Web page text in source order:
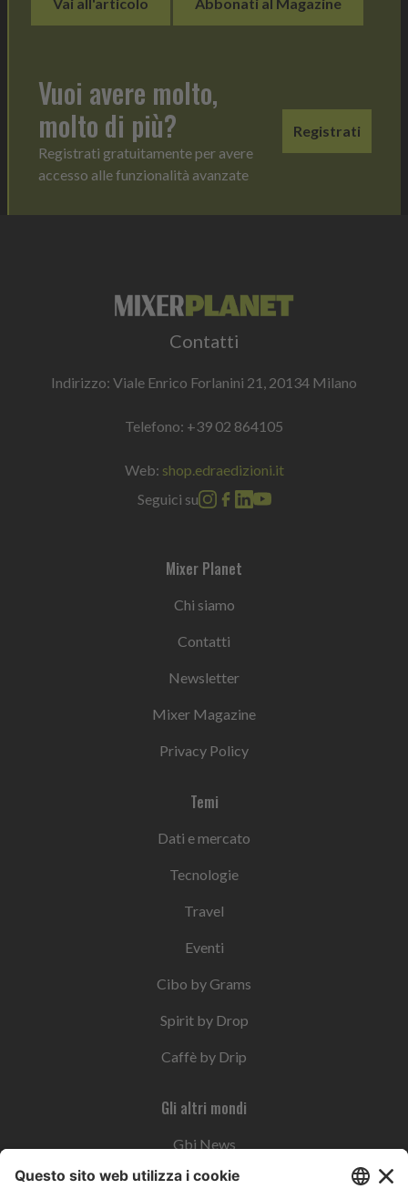
Vuoi avere molto,
molto di più?
Registrati gratuitamente per avere
accesso alle funzionalità avanzate
Registrati
Contatti
Indirizzo: Viale Enrico Forlanini 21, 20134 Milano
Telefono: +39 02 864105
Web: shop.edraedizioni.it
Seguici su
Mixer Planet
Chi siamo
Contatti
Newsletter
Mixer Magazine
Privacy Policy
Temi
Dati e mercato
Tecnologie
Travel
Eventi
Cibo by Grams
Spirit by Drop
Caffè by Drip
Gli altri mondi
Gbi News
Instoremag